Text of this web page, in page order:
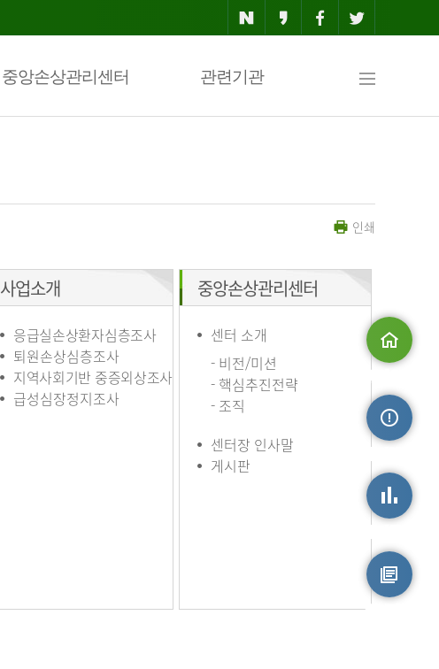
중앙손상관리센터 관련기관
맵
인쇄
사업소개
응급실손상환자심층조사
퇴원손상심층조사
지역사회기반 중증외상조사
급성심장정지조사
중앙손상관리센터
센터 소개
- 비전/미션
- 핵심추진전략
- 조직
센터장 인사말
게시판
메인으로
원시자료